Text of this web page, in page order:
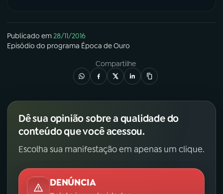
Publicado em28/11/2016
Episódio do programa Época de Ouro
Compartilhe
Dê sua opinião sobre a qualidade do
conteúdo que você acessou.
Escolha sua manifestação em apenas um clique.
DENÚNCIA